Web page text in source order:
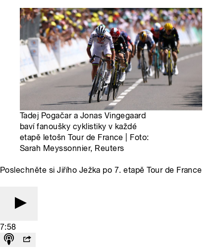
Tadej Pogačar a Jonas Vingegaard
baví fanoušky cyklistiky v každé
etapě letošn Tour de France | Foto:
Sarah Meyssonnier, Reuters
Poslechněte si Jiřího Ježka po 7. etapě Tour de France
7:58